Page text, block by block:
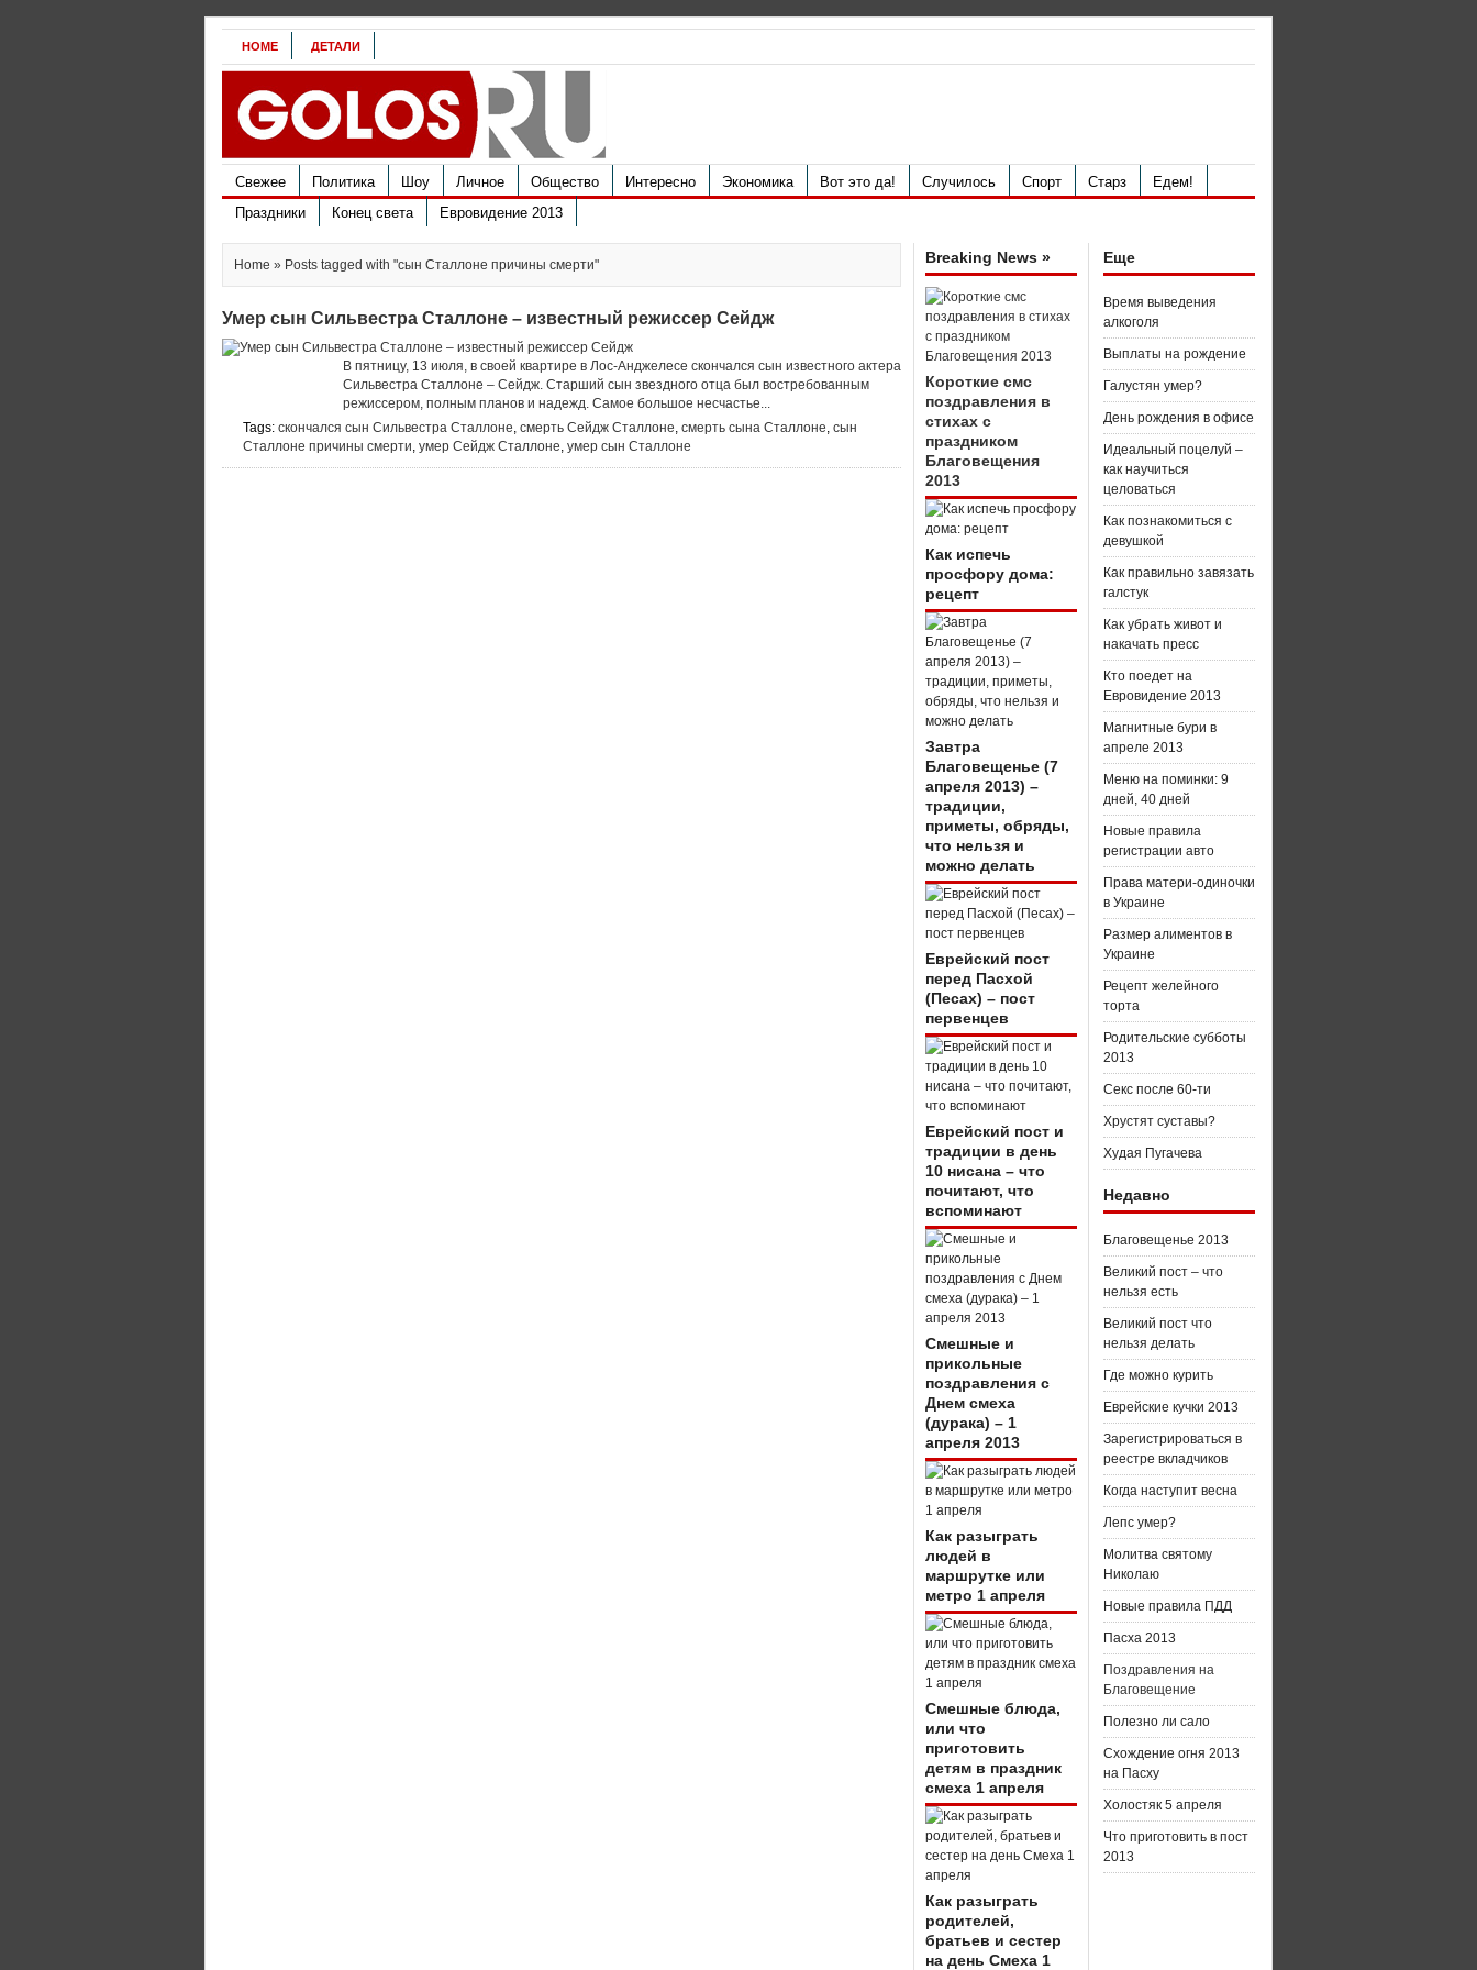
HOME ДЕТАЛИ
Свежее Политика Шоу Личное Общество Интересно Экономика Вот это да! Случилось Спорт Старз
Едем!
Праздники
Конец света Евровидение 2013
Home » Posts tagged with "сын Сталлоне причины смерти"
Умер сын Сильвестра Сталлоне – известный режиссер Сейдж
В пятницу, 13 июля, в своей квартире в Лос-Анджелесе скончался сын известного актера
Сильвестра Сталлоне – Сейдж. Старший сын звездного отца был востребованным
режиссером, полным планов и надежд. Самое большое несчастье...
Tags: скончался сын Сильвестра Сталлоне, смерть Сейдж Сталлоне, смерть сына Сталлоне, сын
Сталлоне причины смерти, умер Сейдж Сталлоне, умер сын Сталлоне
Breaking News »
Короткие смс
поздравления в
стихах с
праздником
Благовещения
2013
Как испечь
просфору дома:
рецепт
Завтра
Благовещенье (7
апреля 2013) –
традиции,
приметы, обряды,
что нельзя и
можно делать
Еврейский пост
перед Пасхой
(Песах) – пост
первенцев
Еврейский пост и
традиции в день
10 нисана – что
почитают, что
вспоминают
Смешные и
прикольные
поздравления с
Днем смеха
(дурака) – 1
апреля 2013
Как разыграть
людей в
маршрутке или
метро 1 апреля
Смешные блюда,
или что
приготовить
детям в праздник
смеха 1 апреля
Как разыграть
родителей,
братьев и сестер
на день Смеха 1
Еще
Время выведения
алкоголя
Выплаты на рождение
Галустян умер?
День рождения в офисе
Идеальный поцелуй –
как научиться
целоваться
Как познакомиться с
девушкой
Как правильно завязать
галстук
Как убрать живот и
накачать пресс
Кто поедет на
Евровидение 2013
Магнитные бури в
апреле 2013
Меню на поминки: 9
дней, 40 дней
Новые правила
регистрации авто
Права матери-одиночки
в Украине
Размер алиментов в
Украине
Рецепт желейного
торта
Родительские субботы
2013
Секс после 60-ти
Хрустят суставы?
Худая Пугачева
Недавно
Благовещенье 2013
Великий пост – что
нельзя есть
Великий пост что
нельзя делать
Где можно курить
Еврейские кучки 2013
Зарегистрироваться в
реестре вкладчиков
Когда наступит весна
Лепс умер?
Молитва святому
Николаю
Новые правила ПДД
Пасха 2013
Поздравления на
Благовещение
Полезно ли сало
Схождение огня 2013
на Пасху
Холостяк 5 апреля
Что приготовить в пост
2013